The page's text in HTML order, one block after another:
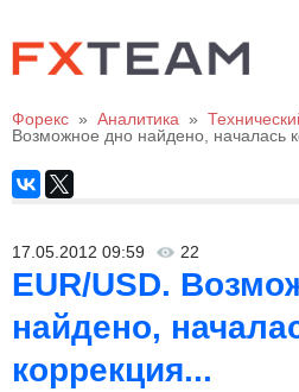
Форекс » Аналитика »
Возможное дно найдено, началась
17.05.2012 09:59 22
EUR/USD.
найдено,
коррекция...